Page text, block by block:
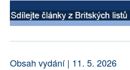
Obsah vydání | 11. 5. 2026